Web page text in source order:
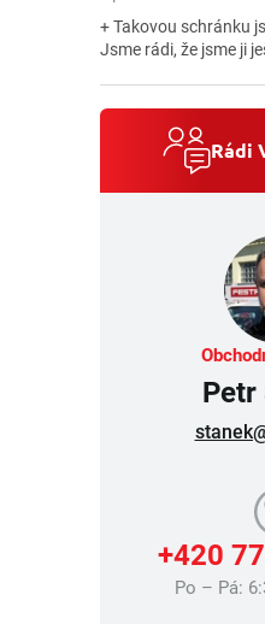
+ Takovou schránku
Jsme rádi, že jsme ji
Rádi
Petr
+420
Po – Pá: